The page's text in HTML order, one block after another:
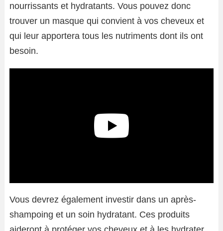
nourrissants et hydratants. Vous pouvez donc
trouver un masque qui convient à vos cheveux et
qui leur apportera tous les nutriments dont ils ont
besoin.
Vous devrez également investir dans un après-
shampoing et un soin hydratant. Ces produits